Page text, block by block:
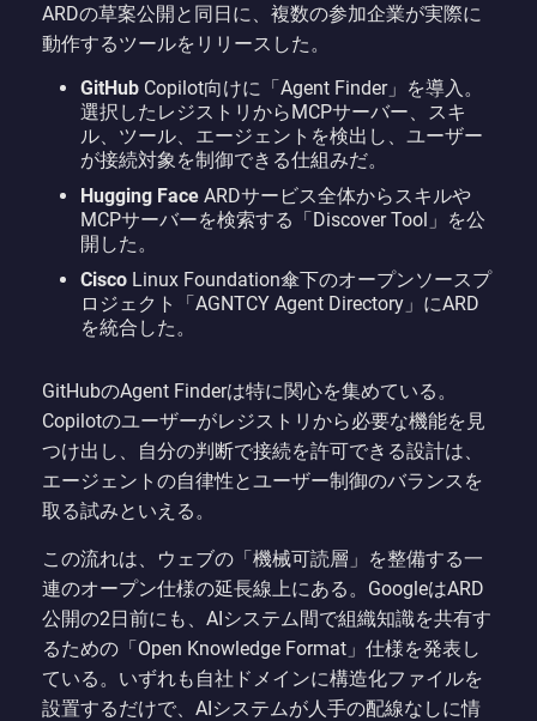
ARDの草案公開と同日に、複数の参加企業が実際に
動作するツールをリリースした。
GitHub Copilot向けに「Agent Finder」を導入。
選択したレジストリからMCPサーバー、スキ
ル、ツール、エージェントを検出し、ユーザー
が接続対象を制御できる仕組みだ。
Hugging Face ARDサービス全体からスキルや
MCPサーバーを検索する「Discover Tool」を公
開した。
Cisco Linux Foundation傘下のオープンソースプ
ロジェクト「AGNTCY Agent Directory」にARD
を統合した。
GitHubのAgent Finderは特に関心を集めている。
Copilotのユーザーがレジストリから必要な機能を見
つけ出し、自分の判断で接続を許可できる設計は、
エージェントの自律性とユーザー制御のバランスを
取る試みといえる。
この流れは、ウェブの「機械可読層」を整備する一
連のオープン仕様の延長線上にある。GoogleはARD
公開の2日前にも、AIシステム間で組織知識を共有す
るための「Open Knowledge Format」仕様を発表し
ている。いずれも自社ドメインに構造化ファイルを
設置するだけで、AIシステムが人手の配線なしに情